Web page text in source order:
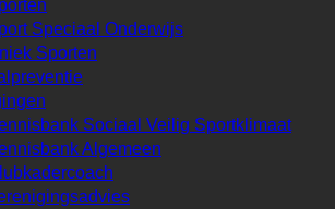
Speciaal Onderwijs
Sporten
Sociaal Veilig Sportklimaat
Algemeen